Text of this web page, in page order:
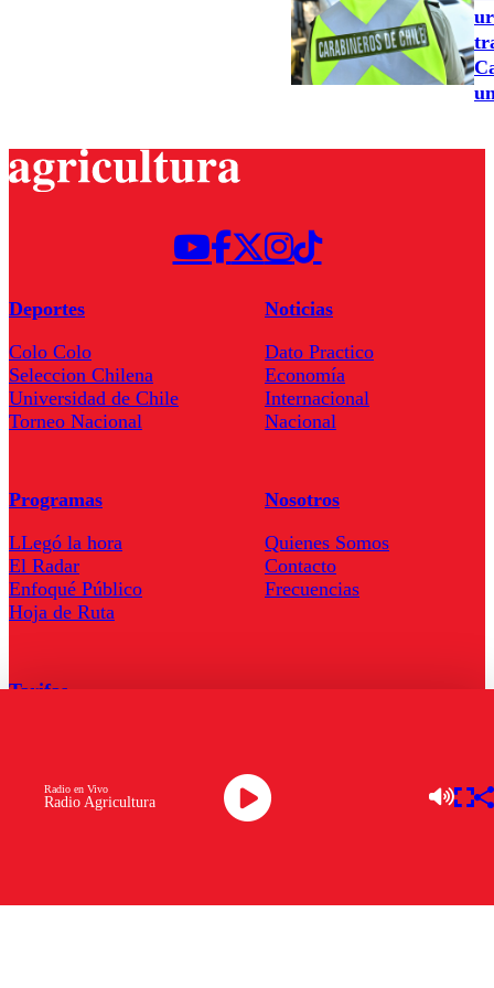
Radio Agricultura
Radio en Vivo
Deportes
Colo Colo
Seleccion Chilena
Universidad de Chile
Torneo Nacional
Noticias
Dato Practico
Economía
Internacional
Nacional
Programas
LLegó la hora
El Radar
Enfoqué Público
Hoja de Ruta
Nosotros
Quienes Somos
Contacto
Frecuencias
Tarifas
Descarga la APP